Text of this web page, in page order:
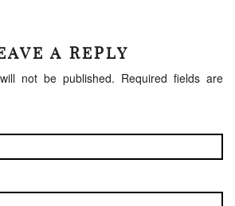
A REPLY
not be published. Required fields are